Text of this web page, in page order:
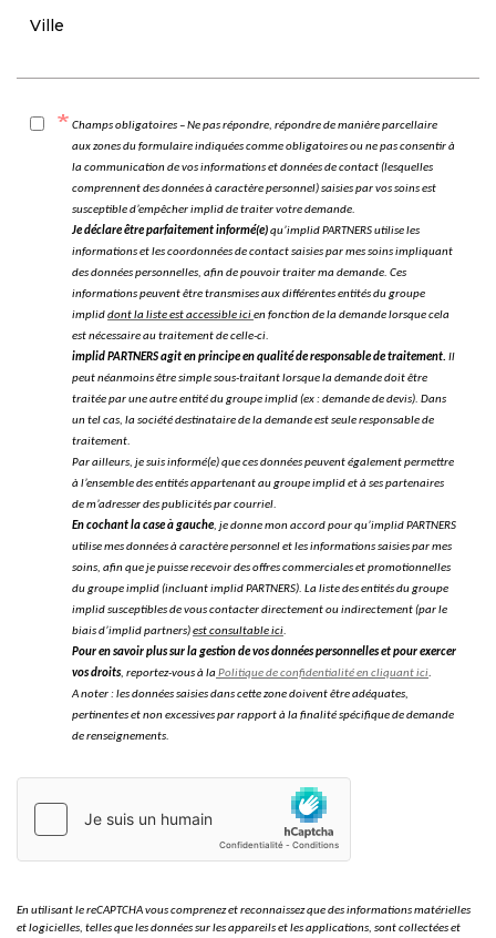
Ville
Champs obligatoires – Ne pas répondre, répondre de manière parcellaire
aux zones du formulaire indiquées comme obligatoires ou ne pas consentir à
la communication de vos informations et données de contact (lesquelles
comprennent des données à caractère personnel) saisies par vos soins est
susceptible d’empêcher implid de traiter votre demande.
Je déclare être parfaitement informé(e)qu’implid PARTNERS utilise les
informations et les coordonnées de contact saisies par mes soins impliquant
des données personnelles, afin de pouvoir traiter ma demande. Ces
informations peuvent être transmises aux différentes entités du groupe
impliddont la liste est accessible icien fonction de la demande lorsque cela
est nécessaire au traitement de celle-ci.
implid PARTNERS agit en principe en qualité de responsable de traitement. Il
peut néanmoins être simple sous-traitant lorsque la demande doit être
traitée par une autre entité du groupe implid (ex : demande de devis). Dans
un tel cas, la société destinataire de la demande est seule responsable de
traitement.
Par ailleurs, je suis informé(e) que ces données peuvent également permettre
à l’ensemble des entités appartenant au groupe implid et à ses partenaires
de m’adresser des publicités par courriel.
En cochant la case à gauche, je donne mon accord pour qu’implid PARTNERS
utilise mes données à caractère personnel et les informations saisies par mes
soins, afin que je puisse recevoir des offres commerciales et promotionnelles
du groupe implid (incluant implid PARTNERS). La liste des entités du groupe
implid susceptibles de vous contacter directement ou indirectement (par le
biais d’implid partners)est consultable ici.
Pour en savoir plus sur la gestion de vos données personnelles et pour exercer
vos droits, reportez-vous à laPolitique de confidentialité en cliquant ici.
A noter : les données saisies dans cette zone doivent être adéquates,
pertinentes et non excessives par rapport à la finalité spécifique de demande
de renseignements.
En utilisant le reCAPTCHA vous comprenez et reconnaissez que des informations matérielles
et logicielles, telles que les données sur les appareils et les applications, sont collectées et